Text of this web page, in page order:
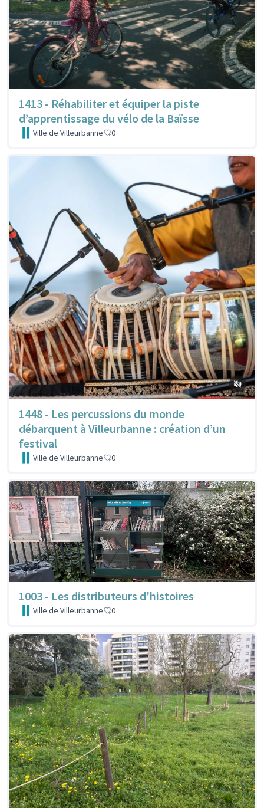
1413 - Réhabiliter et équiper la piste
d’apprentissage du vélo de la Baïsse
Ville de Villeurbanne 0
1448 - Les percussions du monde
débarquent à Villeurbanne : création d’un
festival
Ville de Villeurbanne 0
1003 - Les distributeurs d'histoires
Ville de Villeurbanne 0